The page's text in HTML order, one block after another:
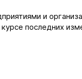
и
последних